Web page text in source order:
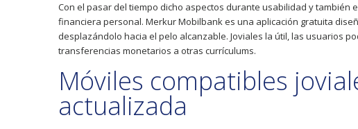
Con el pasar del tiempo dicho aspectos durante usabilidad y también
financiera personal. Merkur Mobilbank es una aplicación gratuita
desplazándolo hacia el pelo alcanzable. Joviales la útil, las usuarios
transferencias monetarios a otras currículums.
Móviles compatibles
actualizada